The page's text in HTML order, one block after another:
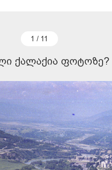
1 / 11
ქალაქია ფოტოზე?